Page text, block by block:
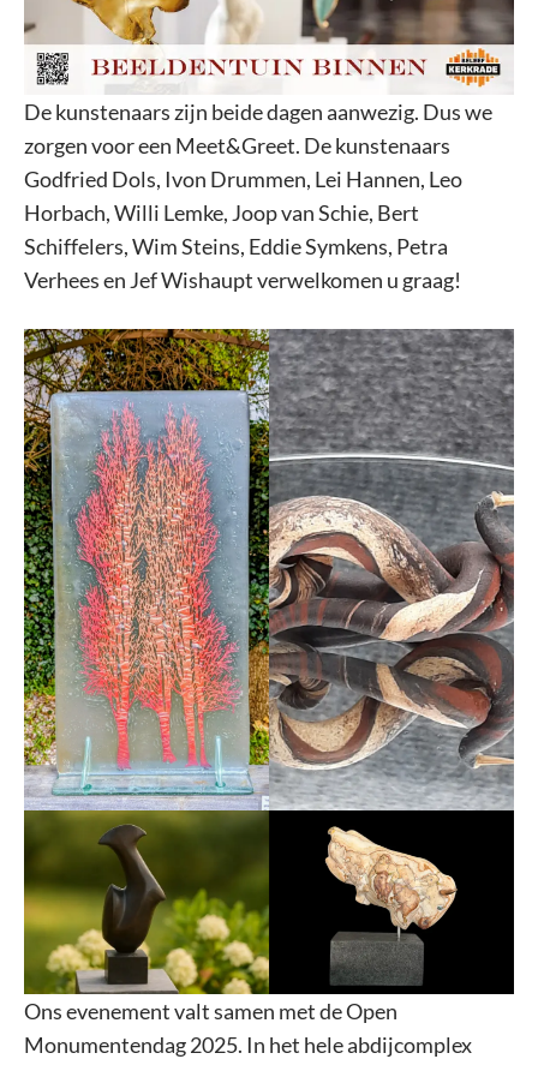
De kunstenaars zijn beide dagen aanwezig. Dus we
zorgen voor een Meet&Greet. De kunstenaars
Godfried Dols, Ivon Drummen, Lei Hannen, Leo
Horbach, Willi Lemke, Joop van Schie, Bert
Schiffelers, Wim Steins, Eddie Symkens, Petra
Verhees en Jef Wishaupt verwelkomen u graag!
Ons evenement valt samen met de Open
Monumentendag 2025. In het hele abdijcomplex